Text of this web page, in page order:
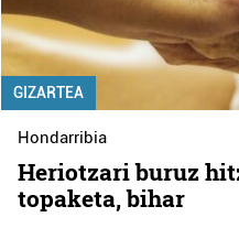
GIZARTEA
Hondarribia
Heriotzari buruz
topaketa, bihar